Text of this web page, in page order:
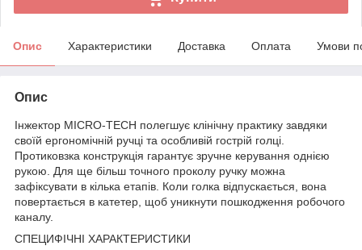
Опис Характеристики Доставка Оплата Умови
Опис
Інжектор MICRO-TECH полегшує клінічну практику завдяки
своїй ергономічній ручці та особливій гострій голці.
Протиковзка конструкція гарантує зручне керування однією
рукою. Для ще більш точного проколу ручку можна
зафіксувати в кілька етапів. Коли голка відпускається, вона
повертається в катетер, щоб уникнути пошкодження робочого
каналу.
СПЕЦИФІЧНІ ХАРАКТЕРИСТИКИ